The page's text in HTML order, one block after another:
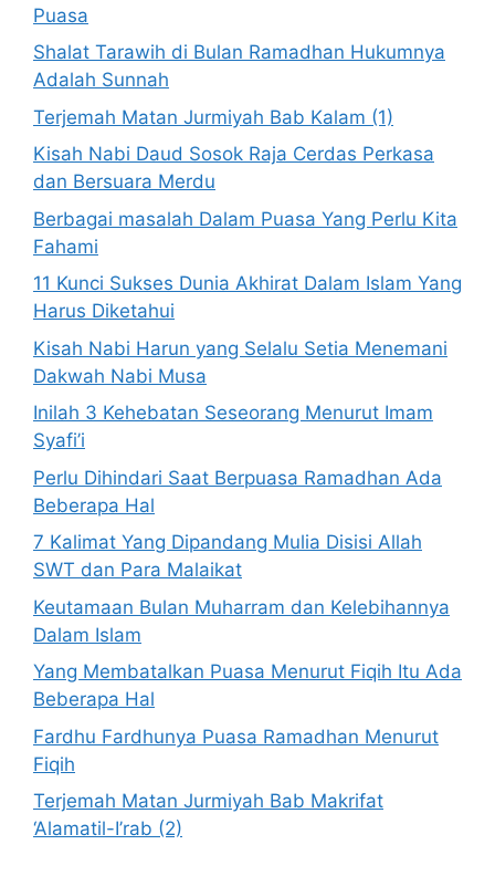
Puasa
Shalat Tarawih di Bulan Ramadhan Hukumnya
Adalah Sunnah
Terjemah Matan Jurmiyah Bab Kalam (1)
Kisah Nabi Daud Sosok Raja Cerdas Perkasa
dan Bersuara Merdu
Berbagai masalah Dalam Puasa Yang Perlu Kita
Fahami
11 Kunci Sukses Dunia Akhirat Dalam Islam Yang
Harus Diketahui
Kisah Nabi Harun yang Selalu Setia Menemani
Dakwah Nabi Musa
Inilah 3 Kehebatan Seseorang Menurut Imam
Syafi’i
Perlu Dihindari Saat Berpuasa Ramadhan Ada
Beberapa Hal
7 Kalimat Yang Dipandang Mulia Disisi Allah
SWT dan Para Malaikat
Keutamaan Bulan Muharram dan Kelebihannya
Dalam Islam
Yang Membatalkan Puasa Menurut Fiqih Itu Ada
Beberapa Hal
Fardhu Fardhunya Puasa Ramadhan Menurut
Fiqih
Terjemah Matan Jurmiyah Bab Makrifat
‘Alamatil-I’rab (2)